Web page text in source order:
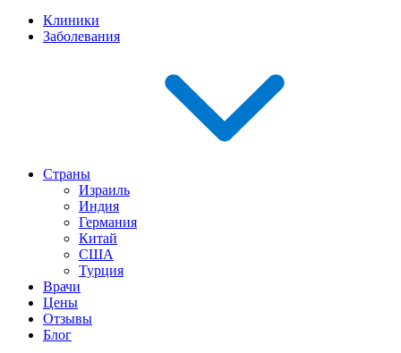
Клиники
Заболевания
Страны
Израиль
Индия
Германия
Китай
США
Турция
Врачи
Цены
Отзывы
Блог